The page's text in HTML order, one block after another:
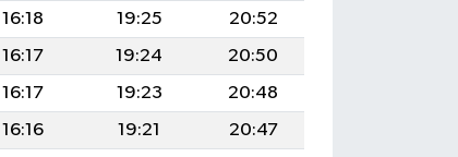
16:18 19:25
20:52
16:17 19:24
20:50
16:17 19:23
20:48
16:16 19:21
20:47